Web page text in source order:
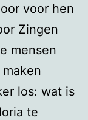
voor hen
Zingen
mensen
los: wat is
te